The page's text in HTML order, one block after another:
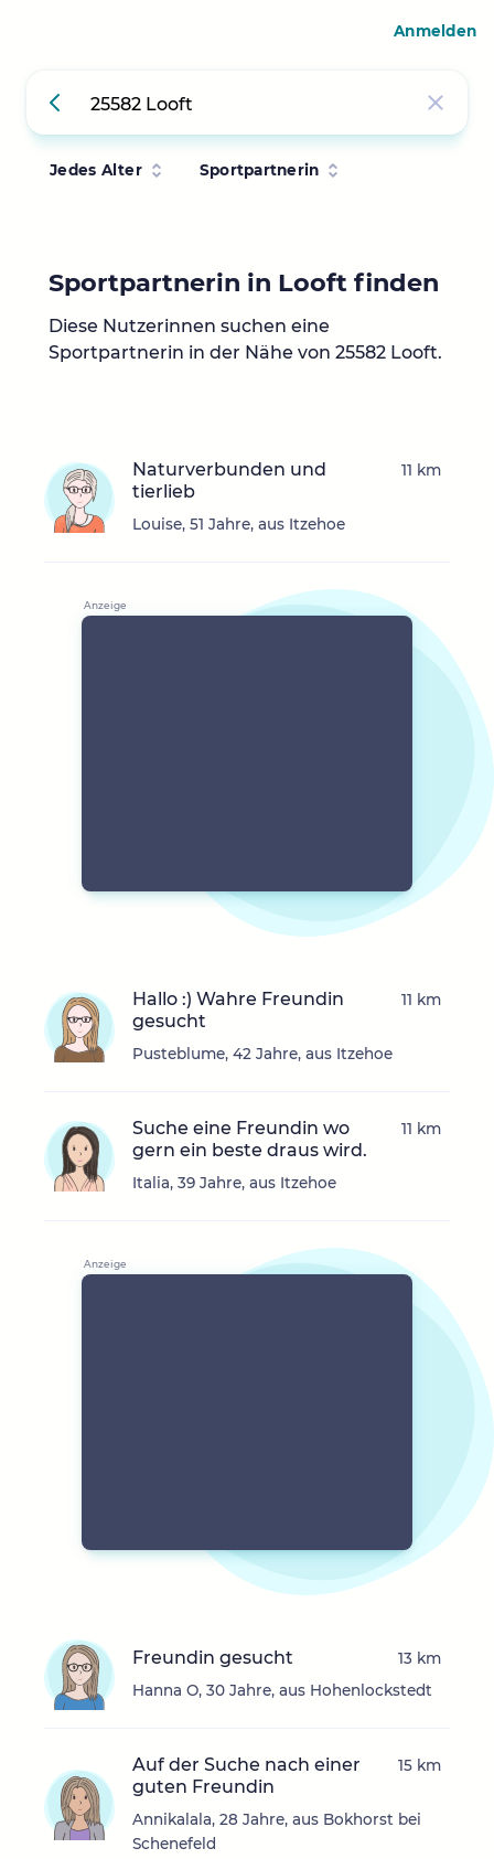
Jedes Alter Sportpartnerin
Sportpartnerin in Looft finden
Diese Nutzerinnen suchen eine
Sportpartnerin in der Nähe von 25582 Looft.
Naturverbunden und
tierlieb
Louise, 51 Jahre, aus Itzehoe
11 km
Hallo :) Wahre Freundin
gesucht
Pusteblume, 42 Jahre, aus Itzehoe
11 km
Suche eine Freundin wo
gern ein beste draus wird.
Italia, 39 Jahre, aus Itzehoe
11 km
Freundin gesucht
Hanna O, 30 Jahre, aus Hohenlockstedt
13 km
Auf der Suche nach einer
guten Freundin
Annikalala, 28 Jahre, aus Bokhorst bei
Schenefeld
15 km
Anmelden